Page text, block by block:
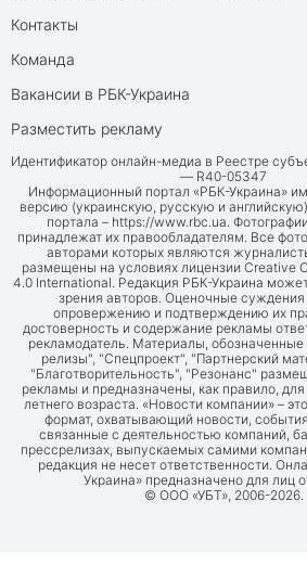
Контакты
Команда
Вакансии в РБК-Украина
Разместить рекламу
Идентификатор онлайн-медиа в Реестре
— R40-05347
Информационный портал «РБК-Украина»
версию (украинскую, русскую и
портала – https://www.rbc.ua.
принадлежат их правообладателям. Все
авторами которых являются
размещены на условиях лицензии Creative
4.0 International. Редакция РБК-Украина
зрения авторов. Оценочные
опровержению и подтверждению их
достоверность и содержание рекламы
рекламодатель. Материалы,
релизы", "Спецпроект", "Партнерский
"Благотворительность", "Резонанс"
рекламы и предназначены, как правило,
летнего возраста. «Новости компании» –
формат, охватывающий новости,
связанные с деятельностью компаний,
прессрелизах, выпускаемых самими
редакция не несет ответственности.
Украина» предназначено для лиц
© ООО «УБТ», 2006-2026.